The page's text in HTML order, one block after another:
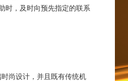
时，及时向预先指定的联系
尚设计，并且既有传统机